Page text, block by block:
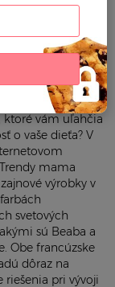
na
kúpanie, kŕmenie
ktoré vám uľahčia
o vaše dieťa? V
mama
výrobky v
svetových
sú Beaba a
Obe francúzske
dôraz na
riešenia pri vývoji